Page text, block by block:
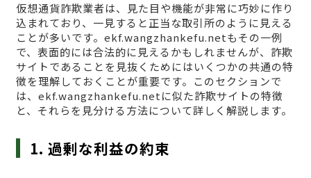
仮想通貨詐欺業者は、見た目や機能が非常に巧妙に作り
込まれており、一見すると正当な取引所のように見える
ことが多いです。ekf.wangzhankefu.netもその一例
で、表面的には合法的に見えるかもしれませんが、詐欺
サイトであることを見抜くためにはいくつかの共通の特
徴を理解しておくことが重要です。このセクションで
は、ekf.wangzhankefu.netに似た詐欺サイトの特徴
と、それらを見分ける方法について詳しく解説します。
1. 過剰な利益の約束